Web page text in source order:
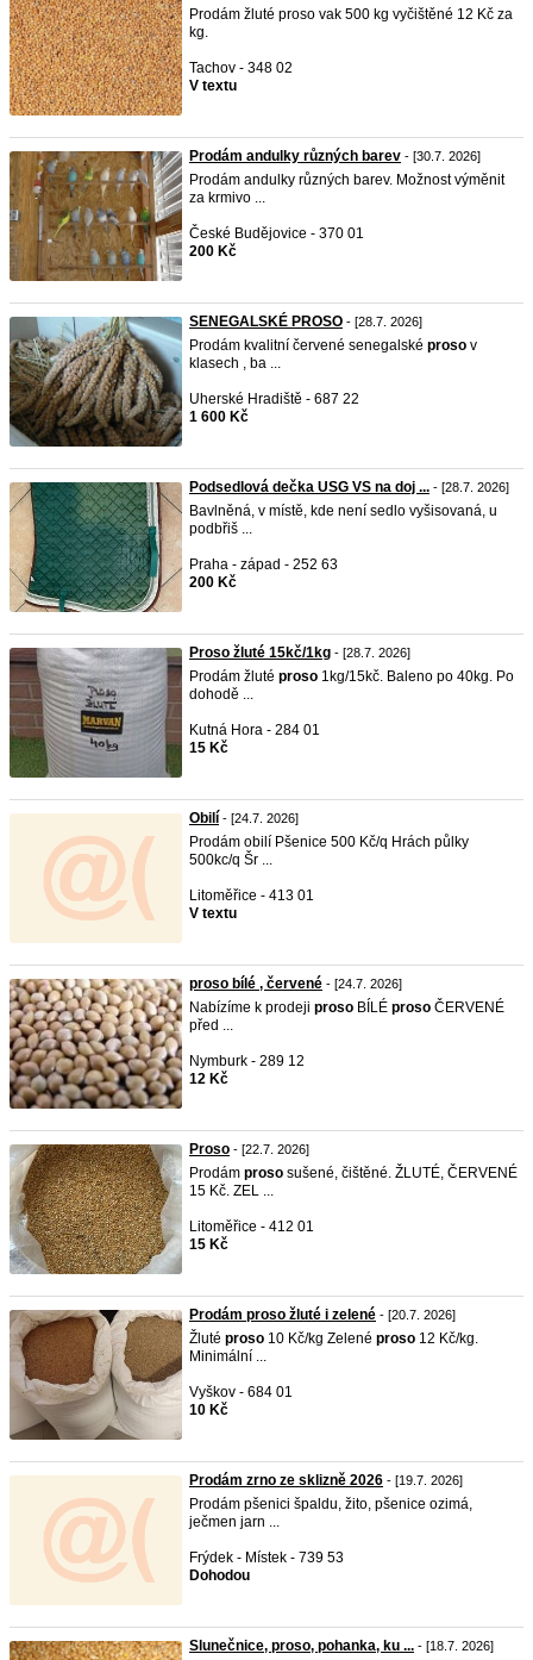
Prodám žluté proso vak 500 kg vyčištěné 12 Kč za
kg.
Tachov - 348 02
V textu
Prodám andulky různých barev - [30.7. 2026]
Prodám andulky různých barev. Možnost výměnit
za krmivo ...
České Budějovice - 370 01
200 Kč
SENEGALSKÉ PROSO - [28.7. 2026]
Prodám kvalitní červené senegalské proso v
klasech , ba ...
Uherské Hradiště - 687 22
1 600 Kč
Podsedlová dečka USG VS na doj ... - [28.7. 2026]
Bavlněná, v místě, kde není sedlo vyšisovaná, u
podbřiš ...
Praha - západ - 252 63
200 Kč
Proso žluté 15kč/1kg - [28.7. 2026]
Prodám žluté proso 1kg/15kč. Baleno po 40kg. Po
dohodě ...
Kutná Hora - 284 01
15 Kč
Obilí - [24.7. 2026]
Prodám obilí Pšenice 500 Kč/q Hrách půlky
500kc/q Šr ...
Litoměřice - 413 01
V textu
proso bílé , červené - [24.7. 2026]
Nabízíme k prodeji proso BÍLÉ proso ČERVENÉ
před ...
Nymburk - 289 12
12 Kč
Proso - [22.7. 2026]
Prodám proso sušené, čištěné. ŽLUTÉ, ČERVENÉ
15 Kč. ZEL ...
Litoměřice - 412 01
15 Kč
Prodám proso žluté i zelené - [20.7. 2026]
Žluté proso 10 Kč/kg Zelené proso 12 Kč/kg.
Minimální ...
Vyškov - 684 01
10 Kč
Prodám zrno ze sklizně 2026 - [19.7. 2026]
Prodám pšenici špaldu, žito, pšenice ozimá,
ječmen jarn ...
Frýdek - Místek - 739 53
Dohodou
Slunečnice, proso, pohanka, ku ... - [18.7. 2026]